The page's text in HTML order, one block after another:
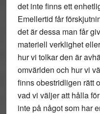
det inte finns ett
Emellertid får
det är dessa man får
materiell verklighet
hur vi tolkar den är
omvärlden och hur vi
finns obestridligen rätt
vad vi väljer att hålla
inte på något som har